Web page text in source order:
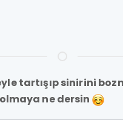
tartışıp sinirini
ne dersin